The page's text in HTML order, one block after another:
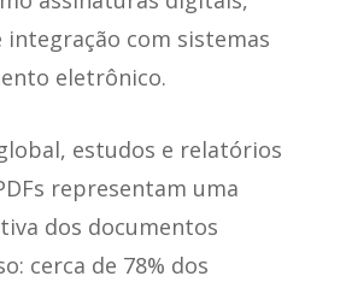
com sistemas
eletrônico.
estudos e relatórios
representam uma
dos documentos
cerca de 78% dos